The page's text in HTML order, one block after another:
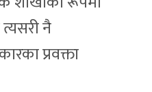
नै
प्रवक्ता